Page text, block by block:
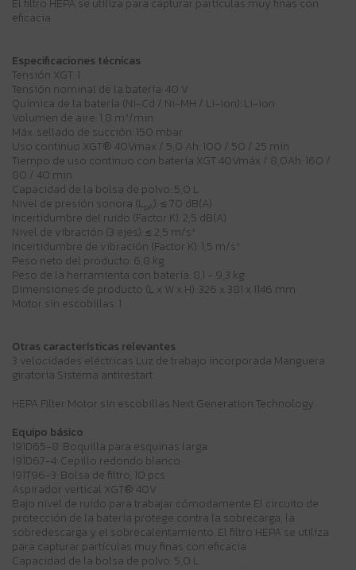
El filtro HEPA se utiliza para capturar partículas muy finas con
eficacia
Especificaciones técnicas
Tensión XGT: 1
Tensión nominal de la batería: 40 V
Química de la batería (Ni-Cd / Ni-MH / Li-ion): Li-ion
Volumen de aire: 1,8 m³/min
Máx. sellado de succión: 150 mbar
Uso continuo XGT® 40Vmax / 5,0 Ah: 100 / 50 / 25 min
Tiempo de uso continuo con batería XGT 40Vmáx / 8,0Ah: 160 /
80 / 40 min
Capacidad de la bolsa de polvo: 5,0 L
Nivel de presión sonora (LpA ): ≤ 70 dB(A)
Incertidumbre del ruido (Factor K): 2,5 dB(A)
Nivel de vibración (3 ejes): ≤ 2,5 m/s²
Incertidumbre de vibración (Factor K): 1,5 m/s²
Peso neto del producto: 6,8 kg
Peso de la herramienta con batería: 8,1 - 9,3 kg
Dimensiones de producto (L x W x H): 326 x 381 x 1146 mm
Motor sin escobillas: 1
Otras características relevantes
3 velocidades eléctricas Luz de trabajo incorporada Manguera
giratoria Sistema antirestart
HEPA Filter Motor sin escobillas Next Generation Technology
Equipo básico
191D65-8: Boquilla para esquinas larga
191D67-4: Cepillo redondo blanco
191T96-3: Bolsa de filtro, 10 pcs
Aspirador vertical XGT® 40V
Bajo nivel de ruido para trabajar cómodamente El circuito de
protección de la batería protege contra la sobrecarga, la
sobredescarga y el sobrecalentamiento. El filtro HEPA se utiliza
para capturar partículas muy finas con eficacia
Capacidad de la bolsa de polvo: 5,0 L